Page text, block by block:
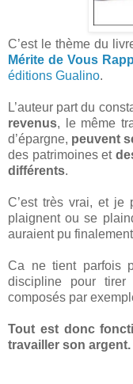
C’est le thème du
Mérite de Vous
éditions Gualino.
L’auteur part du
revenus, le même
d’épargne, peuvent
des patrimoines et
différents.
C’est très vrai, et je
plaignent ou se
auraient pu
Ca ne tient parfois
discipline pour
composés par
Tout est donc
travailler son argent.